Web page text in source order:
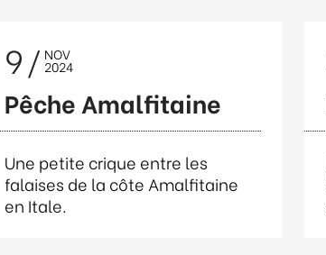
9 NOV
2024
Pêche Amalfitaine
Une petite crique entre les
falaises de la côte Amalfitaine
en Itale.